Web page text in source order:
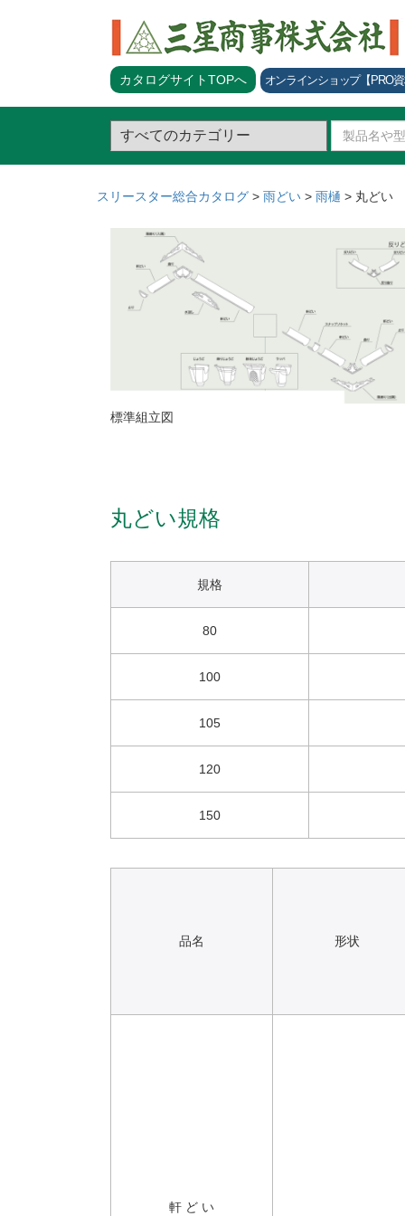
カタログサイトTOPへ オンラインショップ【PRO
スリースター総合カタログ > 雨どい > 雨樋 > 丸どい
標準組立図
丸どい規格
規格
80
100
105
120
150
品名 形状
軒 ど い